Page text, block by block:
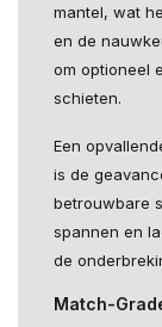
mantel, wat
en de
om optioneel
schieten.
Een
is de
betrouwbare
spannen en
de
Match-